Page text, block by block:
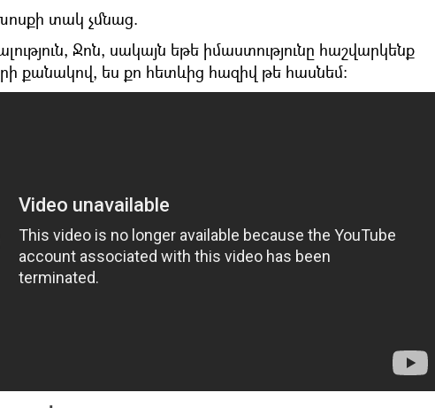
տակ չմնաց.
Ջոն, սակայն եթե իմաստությունը հաշվարկենք
քանակով, ես քո հետևից հազիվ թե հասնեմ։